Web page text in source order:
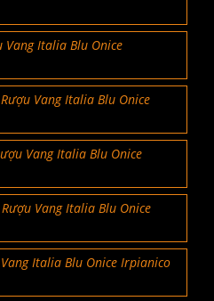
Italia Blu Onice
Vang Italia Blu Onice
Vang Italia Blu Onice
Vang Italia Blu Onice
Italia Blu Onice Irpianico